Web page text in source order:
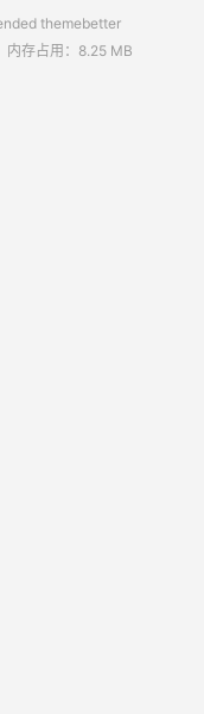
themebetter
内存占用：8.25 MB